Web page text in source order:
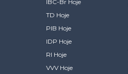
IBC-Br Hoje
TD Hoje
PIB Hoje
IDP Hoje
RI Hoje
VVV Hoje